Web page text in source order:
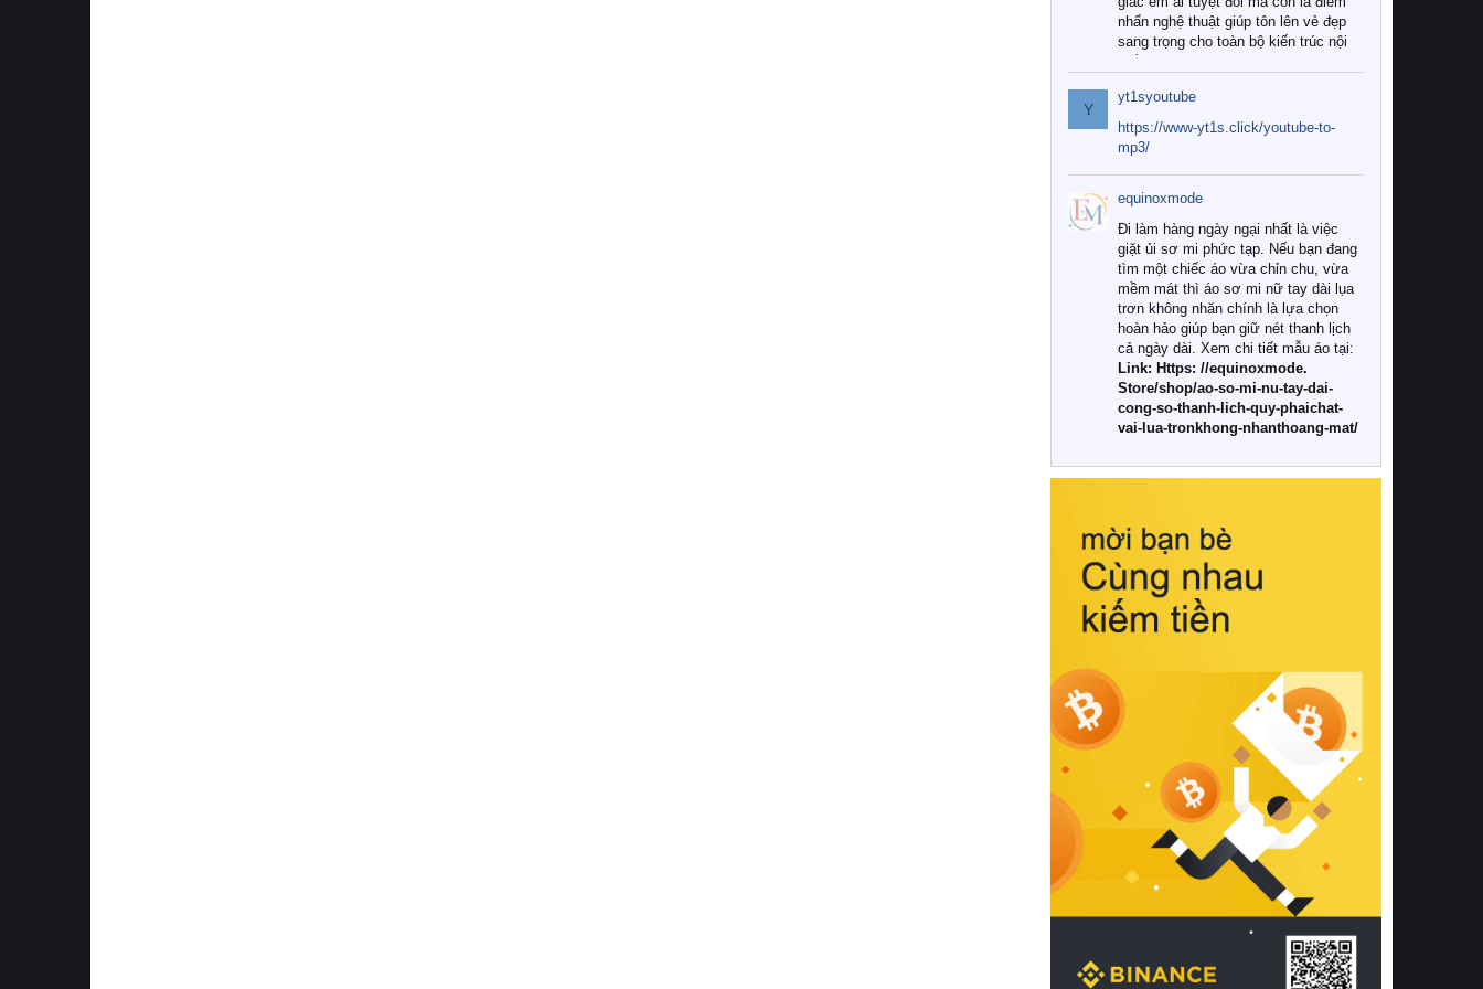
nhấn nghệ thuật giúp tôn lên vẻ đẹp
sang trọng cho toàn bộ kiến trúc nội
Tuy nhiên, giữa thị trường đa dạng
với vô vàn thương hiệu và mẫu mã
như hiện nay, làm thế nào để chọn
được những bộ chăn ga gối đệm cao
cấp thực sự chất lượng, phù hợp với
khí hậu và nhu cầu sử dụng của gia
đình? Hãy cùng chúng tôi đi tìm lời
giải đáp chi tiết qua bài viết dưới đây.
1. Tại sao các gia đình hiện đại lại ưa
chuộng chăn ga gối đệm cao cấp?
Khác với các dòng sản phẩm thông
thường, những bộ chăn ga gối đệm
cao cấp trải qua quy trình sản xuất
nghiêm ngặt từ khâu chọn lọc nguyên
liệu tự nhiên đến công nghệ dệt
nhuộm hiện đại không chứa hóa chất
này, bạn sẽ cảm nhận rõ rệt sự khác
hồi chuẩn xác của phần đệm nâng đỡ
cột sống.
Bên cạnh đó, việc lựa chọn các dòng
sản phẩm đạt chuẩn chất lượng quốc
tế còn giúp ngăn ngừa tình trạng kích
khuẩn và nấm mốc trong điều kiện
thời tiết nóng ẩm. Bạn có thể tìm hiểu
thêm các nghiên cứu khoa học về tác
động của giấc ngủ và môi trường
phòng ngủ đối với sức khỏe con
người tại Sleep Foundation (External
Link) để có cái nhìn toàn diện hơn.
2. Các tiêu chí vàng khi lựa chọn
chăn ga gối đệm cao cấp cho phòng
ngủ
Để sở hữu một bộ chăn ga gối đệm
cao cấp hoàn hảo cả về thẩm mỹ lẫn
công năng, người tiêu dùng cần cân
nhắc kỹ lưỡng các tiêu chí quan trọng
Y
yt1syoutube
https://www-yt1s.click/youtube-to-
mp3/
equinoxmode
Đi làm hàng ngày ngại nhất là việc
giặt ủi sơ mi phức tạp. Nếu bạn đang
tìm một chiếc áo vừa chỉn chu, vừa
mềm mát thì áo sơ mi nữ tay dài lụa
trơn không nhăn chính là lựa chọn
hoàn hảo giúp bạn giữ nét thanh lịch
cả ngày dài. Xem chi tiết mẫu áo tại:
Link: Https: //equinoxmode.
Store/shop/ao-so-mi-nu-tay-dai-
cong-so-thanh-lich-quy-phaichat-
vai-lua-tronkhong-nhanthoang-mat/